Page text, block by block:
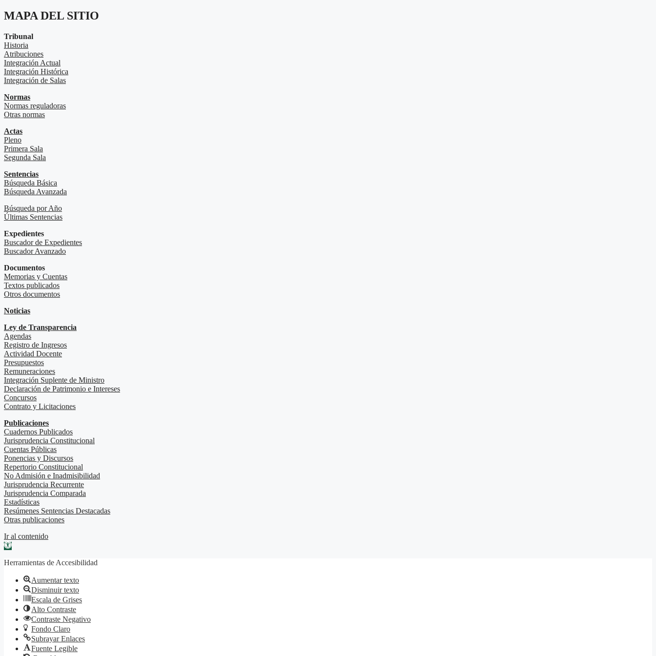
MAPA DEL SITIO
Tribunal
Historia
Atribuciones
Integración Actual
Integración Histórica
Integración de Salas
Normas
Normas reguladoras
Otras normas
Actas
Pleno
Primera Sala
Segunda Sala
Sentencias
Búsqueda Básica
Búsqueda Avanzada
Búsqueda por Año
Últimas Sentencias
Expedientes
Buscador de Expedientes
Buscador Avanzado
Documentos
Memorias y Cuentas
Textos publicados
Otros documentos
Noticias
Ley de Transparencia
Agendas
Registro de Ingresos
Actividad Docente
Presupuestos
Remuneraciones
Integración Suplente de Ministro
Declaración de Patrimonio e Intereses
Concursos
Contrato y Licitaciones
Publicaciones
Cuadernos Publicados
Jurisprudencia Constitucional
Cuentas Públicas
Ponencias y Discursos
Repertorio Constitucional
No Admisión e Inadmisibilidad
Jurisprudencia Recurrente
Jurisprudencia Comparada
Estadísticas
Resúmenes Sentencias Destacadas
Otras publicaciones
Ir al contenido
Abrir barra de herramientas
Herramientas de Accesibilidad
Aumentar texto
Disminuir texto
Escala de Grises
Alto Contraste
Contraste Negativo
Fondo Claro
Subrayar Enlaces
Fuente Legible